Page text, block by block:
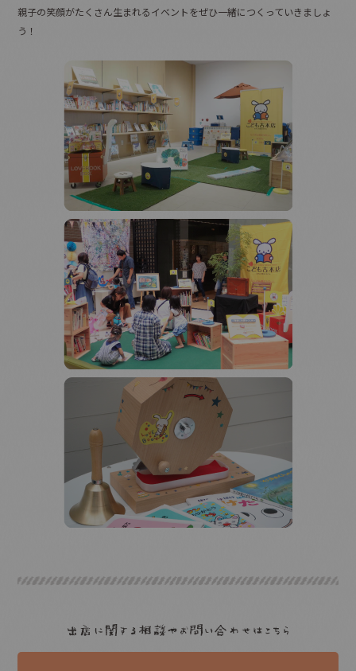
親子の笑顔がたくさん生まれるイベントをぜひ一緒につくっていきましょ
う！